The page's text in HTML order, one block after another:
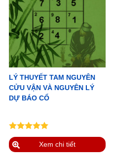
LÝ THUYẾT TAM NGUYÊN
CỬU VẬN VÀ NGUYÊN LÝ
DỰ BÁO CỔ
Xem chi tiết